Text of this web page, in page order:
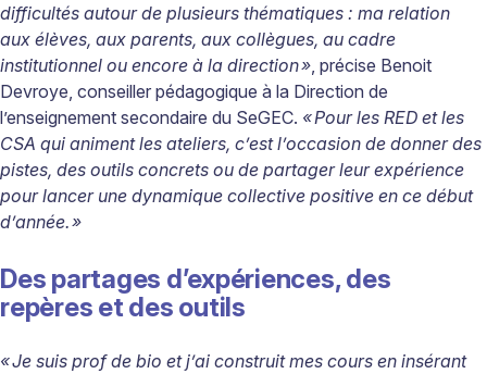
difficultés autour de plusieurs thématiques : ma relation
aux élèves, aux parents, aux collègues, au cadre
institutionnel ou encore à la direction» , précise Benoit
Devroye, conseiller pédagogique à la Direction de
l’enseignement secondaire du SeGEC. «Pour les RED et les
CSA qui animent les ateliers, c’est l’occasion de donner des
pistes, des outils concrets ou de partager leur expérience
pour lancer une dynamique collective positive en ce début
d’année.»
Des partages d’expériences, des
repères et des outils
«Je suis prof de bio et j’ai construit mes cours en insérant